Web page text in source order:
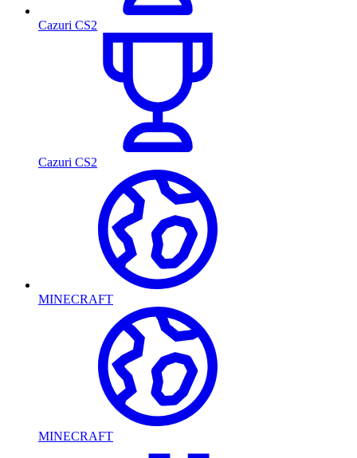
Cazuri CS2
Cazuri CS2
MINECRAFT
MINECRAFT